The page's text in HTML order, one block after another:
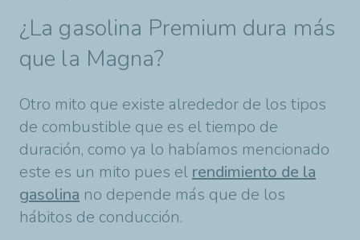
¿La gasolina Premium dura más
que la Magna?
Otro mito que existe alrededor de los tipos
de combustible que es el tiempo de
duración, como ya lo habíamos mencionado
este es un mito pues el rendimiento de la
gasolina no depende más que de los
hábitos de conducción.